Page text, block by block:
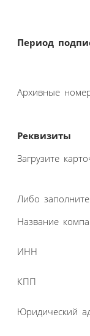
Период
Архивные
Реквизиты
Загрузите
Либо
Название
ИНН
КПП
Юридический